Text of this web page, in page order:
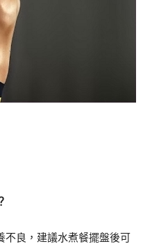
不良，建議水煮餐擺盤後可